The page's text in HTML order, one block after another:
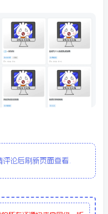
论后刷新页面查看.